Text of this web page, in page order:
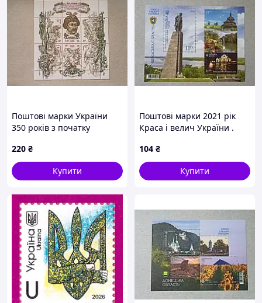
Поштові марки України
350 років з початку
українського народу під
проводом Б.
Хмельницького 1998 рік
220 ₴
Купити
Поштові марки 2021 рік
Краса і велич України .
104 ₴
Купити